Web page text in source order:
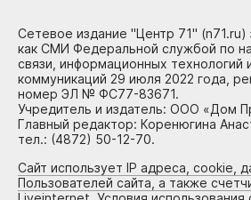
Сетевое издание "Центр 71" (n71.ru)
как СМИ Федеральной службой по
связи, информационных технологий
коммуникаций 29 июля 2022 года,
номер ЭЛ № ФС77-83671.
Учредитель и издатель: ООО «Дом
Главный редактор: Коренюгина
тел.: (4872) 50-12-70.
Сайт использует IP адреса, cookie,
Пользователей сайта, а также